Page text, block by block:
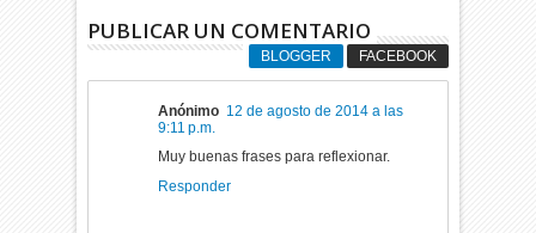
PUBLICAR UN COMENTARIO
BLOGGER FACEBOOK
Anónimo 12 de agosto de 2014 a las
9:11 p.m.
Muy buenas frases para reflexionar.
Responder